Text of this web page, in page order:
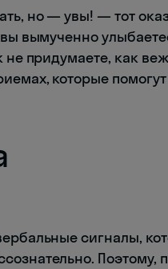
но — увы! — тот
вымученно
не придумаете, как
которые
сигналы,
Поэтому,